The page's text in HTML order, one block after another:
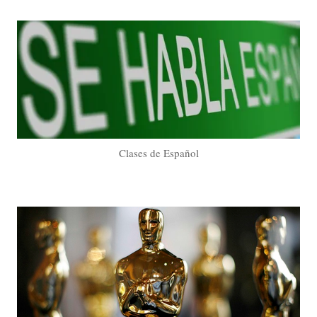
Clases de Español